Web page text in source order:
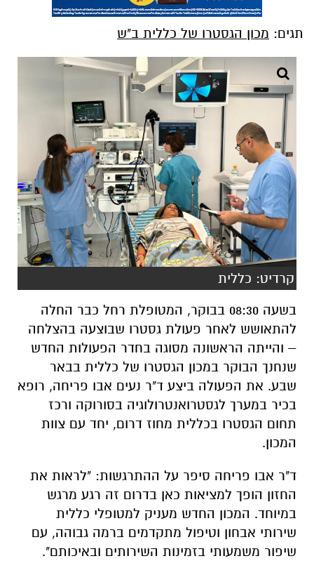
תגים: מכון הגסטרו של כללית ב"ש
קרדיט: כללית
בשעה 08:30 בבוקר, המטופלת רחל כבר החלה
להתאושש לאחר פעולת גסטרו שבוצעה בהצלחה
– והייתה הראשונה מסוגה בחדר הפעולות החדש
שנחנך הבוקר במכון הגסטרו של כללית בבאר
שבע. את הפעולה ביצע ד"ר נעים אבו פריחה, רופא
בכיר במערך לגסטרואנטרולוגיה בסורוקה ורכז
תחום הגסטרו בכללית מחוז דרום, יחד עם צוות
המכון.
ד"ר אבו פריחה סיפר על ההתרגשות: "לראות את
החזון הופך למציאות כאן בדרום זה רגע מרגש
במיוחד. המכון החדש מעניק למטופלי כללית
שירותי אבחון וטיפול מתקדמים ברמה גבוהה, עם
שיפור משמעותי בזמינות השירותים ובאיכותם".